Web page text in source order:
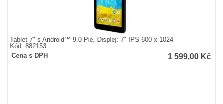
Tablet 7" s Android™ 9.0 Pie, Displej: 7" IPS 600 x 1024
Kód: 882153
Cena s DPH
1 599,00 Kč